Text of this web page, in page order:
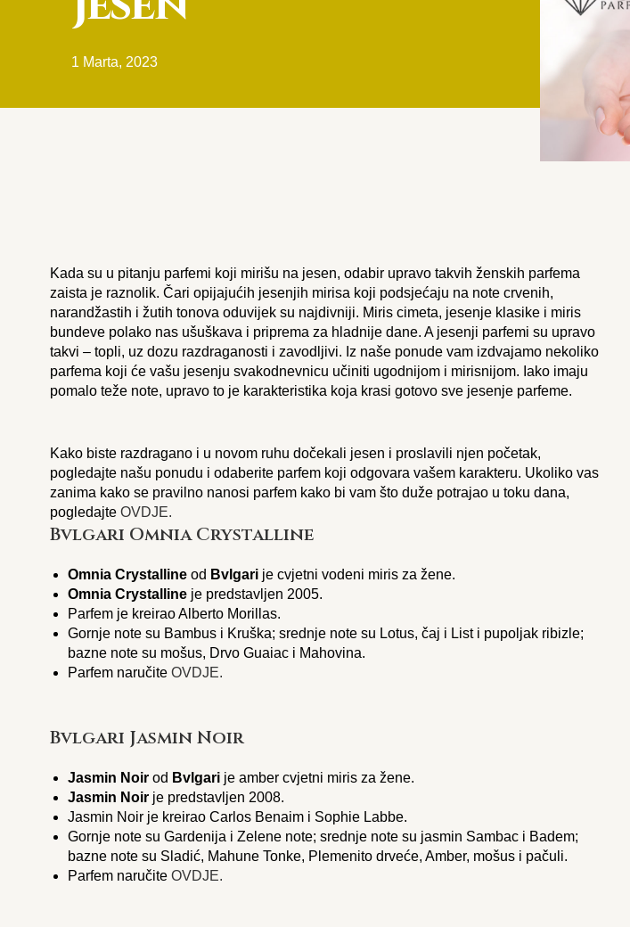
1 Marta, 2023
Kada su u pitanju parfemi koji mirišu na jesen, odabir upravo takvih ženskih parfema
zaista je raznolik. Čari opijajućih jesenjih mirisa koji podsjećaju na note crvenih,
narandžastih i žutih tonova oduvijek su najdivniji. Miris cimeta, jesenje klasike i miris
bundeve polako nas ušuškava i priprema za hladnije dane. A jesenji parfemi su upravo
takvi – topli, uz dozu razdraganosti i zavodljivi. Iz naše ponude vam izdvajamo nekoliko
parfema koji će vašu jesenju svakodnevnicu učiniti ugodnijom i mirisnijom. Iako imaju
pomalo teže note, upravo to je karakteristika koja krasi gotovo sve jesenje parfeme.
Kako biste razdragano i u novom ruhu dočekali jesen i proslavili njen početak,
pogledajte našu ponudu i odaberite parfem koji odgovara vašem karakteru. Ukoliko vas
zanima kako se pravilno nanosi parfem kako bi vam što duže potrajao u toku dana,
pogledajte OVDJE.
Bvlgari Omnia Crystalline
Omnia Crystallineod Bvlgarije cvjetni vodeni miris za žene.
Omnia Crystallineje predstavljen 2005.
Parfem je kreirao Alberto Morillas.
Gornje note su Bambus i Kruška; srednje note su Lotus, čaj i List i pupoljak ribizle;
bazne note su mošus, Drvo Guaiac i Mahovina.
Parfem naručite OVDJE.
Bvlgari Jasmin Noir
Jasmin Noirod Bvlgarije amber cvjetni miris za žene.
Jasmin Noirje predstavljen 2008.
Jasmin Noir je kreirao Carlos Benaim i Sophie Labbe.
Gornje note su Gardenija i Zelene note; srednje note su jasmin Sambac i Badem;
bazne note su Sladić, Mahune Tonke, Plemenito drveće, Amber, mošus i pačuli.
Parfem naručite OVDJE.